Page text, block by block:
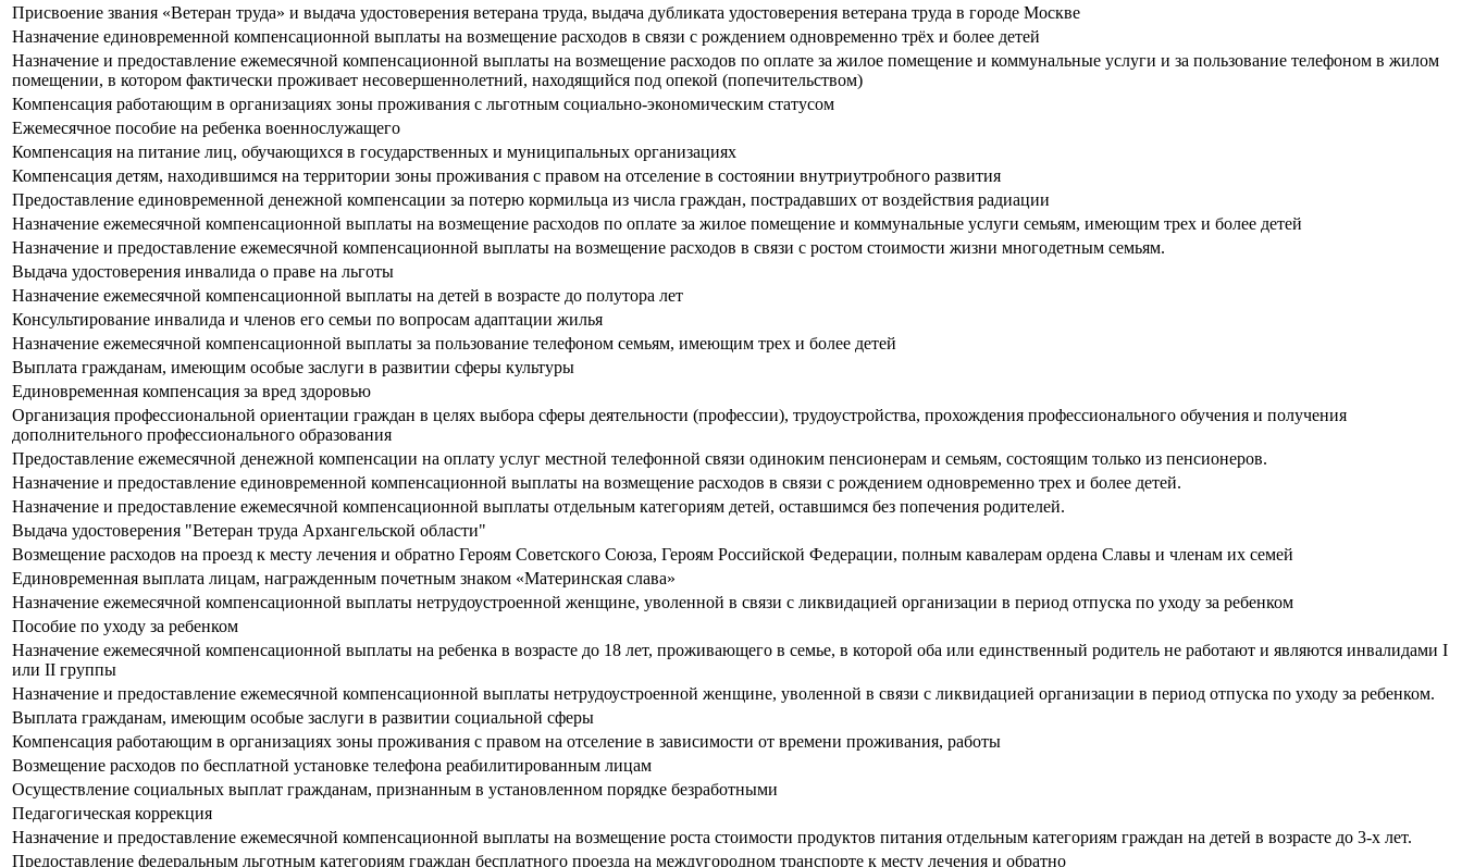
Присвоение звания «Ветеран труда» и выдача удостоверения ветерана труда, выдача дубликата удостоверения ветерана труда в городе Москве
Назначение единовременной компенсационной выплаты на возмещение расходов в связи с рождением одновременно трёх и более детей
Назначение и предоставление ежемесячной компенсационной выплаты на возмещение расходов по оплате за жилое помещение и коммунальные услуги и за пользование телефоном в жилом
помещении, в котором фактически проживает несовершеннолетний, находящийся под опекой (попечительством)
Компенсация работающим в организациях зоны проживания с льготным социально-экономическим статусом
Ежемесячное пособие на ребенка военнослужащего
Компенсация на питание лиц, обучающихся в государственных и муниципальных организациях
Компенсация детям, находившимся на территории зоны проживания с правом на отселение в состоянии внутриутробного развития
Предоставление единовременной денежной компенсации за потерю кормильца из числа граждан, пострадавших от воздействия радиации
Назначение ежемесячной компенсационной выплаты на возмещение расходов по оплате за жилое помещение и коммунальные услуги семьям, имеющим трех и более детей
Назначение и предоставление ежемесячной компенсационной выплаты на возмещение расходов в связи с ростом стоимости жизни многодетным семьям.
Выдача удостоверения инвалида о праве на льготы
Назначение ежемесячной компенсационной выплаты на детей в возрасте до полутора лет
Консультирование инвалида и членов его семьи по вопросам адаптации жилья
Назначение ежемесячной компенсационной выплаты за пользование телефоном семьям, имеющим трех и более детей
Выплата гражданам, имеющим особые заслуги в развитии сферы культуры
Единовременная компенсация за вред здоровью
Организация профессиональной ориентации граждан в целях выбора сферы деятельности (профессии), трудоустройства, прохождения профессионального обучения и получения
дополнительного профессионального образования
Предоставление ежемесячной денежной компенсации на оплату услуг местной телефонной связи одиноким пенсионерам и семьям, состоящим только из пенсионеров.
Назначение и предоставление единовременной компенсационной выплаты на возмещение расходов в связи с рождением одновременно трех и более детей.
Назначение и предоставление ежемесячной компенсационной выплаты отдельным категориям детей, оставшимся без попечения родителей.
Выдача удостоверения "Ветеран труда Архангельской области"
Возмещение расходов на проезд к месту лечения и обратно Героям Советского Союза, Героям Российской Федерации, полным кавалерам ордена Славы и членам их семей
Единовременная выплата лицам, награжденным почетным знаком «Материнская слава»
Назначение ежемесячной компенсационной выплаты нетрудоустроенной женщине, уволенной в связи с ликвидацией организации в период отпуска по уходу за ребенком
Пособие по уходу за ребенком
Назначение ежемесячной компенсационной выплаты на ребенка в возрасте до 18 лет, проживающего в семье, в которой оба или единственный родитель не работают и являются инвалидами I
или II группы
Назначение и предоставление ежемесячной компенсационной выплаты нетрудоустроенной женщине, уволенной в связи с ликвидацией организации в период отпуска по уходу за ребенком.
Выплата гражданам, имеющим особые заслуги в развитии социальной сферы
Компенсация работающим в организациях зоны проживания с правом на отселение в зависимости от времени проживания, работы
Возмещение расходов по бесплатной установке телефона реабилитированным лицам
Осуществление социальных выплат гражданам, признанным в установленном порядке безработными
Педагогическая коррекция
Назначение и предоставление ежемесячной компенсационной выплаты на возмещение роста стоимости продуктов питания отдельным категориям граждан на детей в возрасте до 3-х лет.
Предоставление федеральным льготным категориям граждан бесплатного проезда на междугородном транспорте к месту лечения и обратно